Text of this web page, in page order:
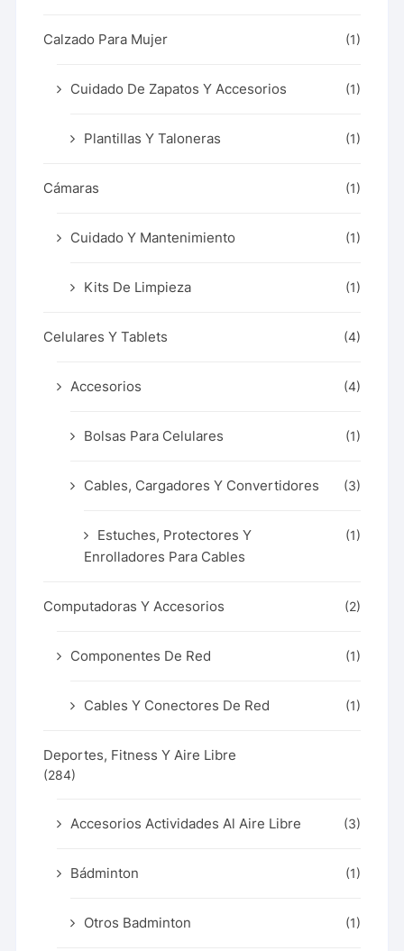
Calzado Para Mujer (1)
Cuidado De Zapatos Y Accesorios (1)
Plantillas Y Taloneras (1)
Cámaras (1)
Cuidado Y Mantenimiento (1)
Kits De Limpieza (1)
Celulares Y Tablets (4)
Accesorios (4)
Bolsas Para Celulares (1)
Cables, Cargadores Y Convertidores (3)
Estuches, Protectores Y
Enrolladores Para Cables
(1)
Computadoras Y Accesorios (2)
Componentes De Red (1)
Cables Y Conectores De Red (1)
Deportes, Fitness Y Aire Libre
(284)
Accesorios Actividades Al Aire Libre (3)
Bádminton (1)
Otros Badminton (1)